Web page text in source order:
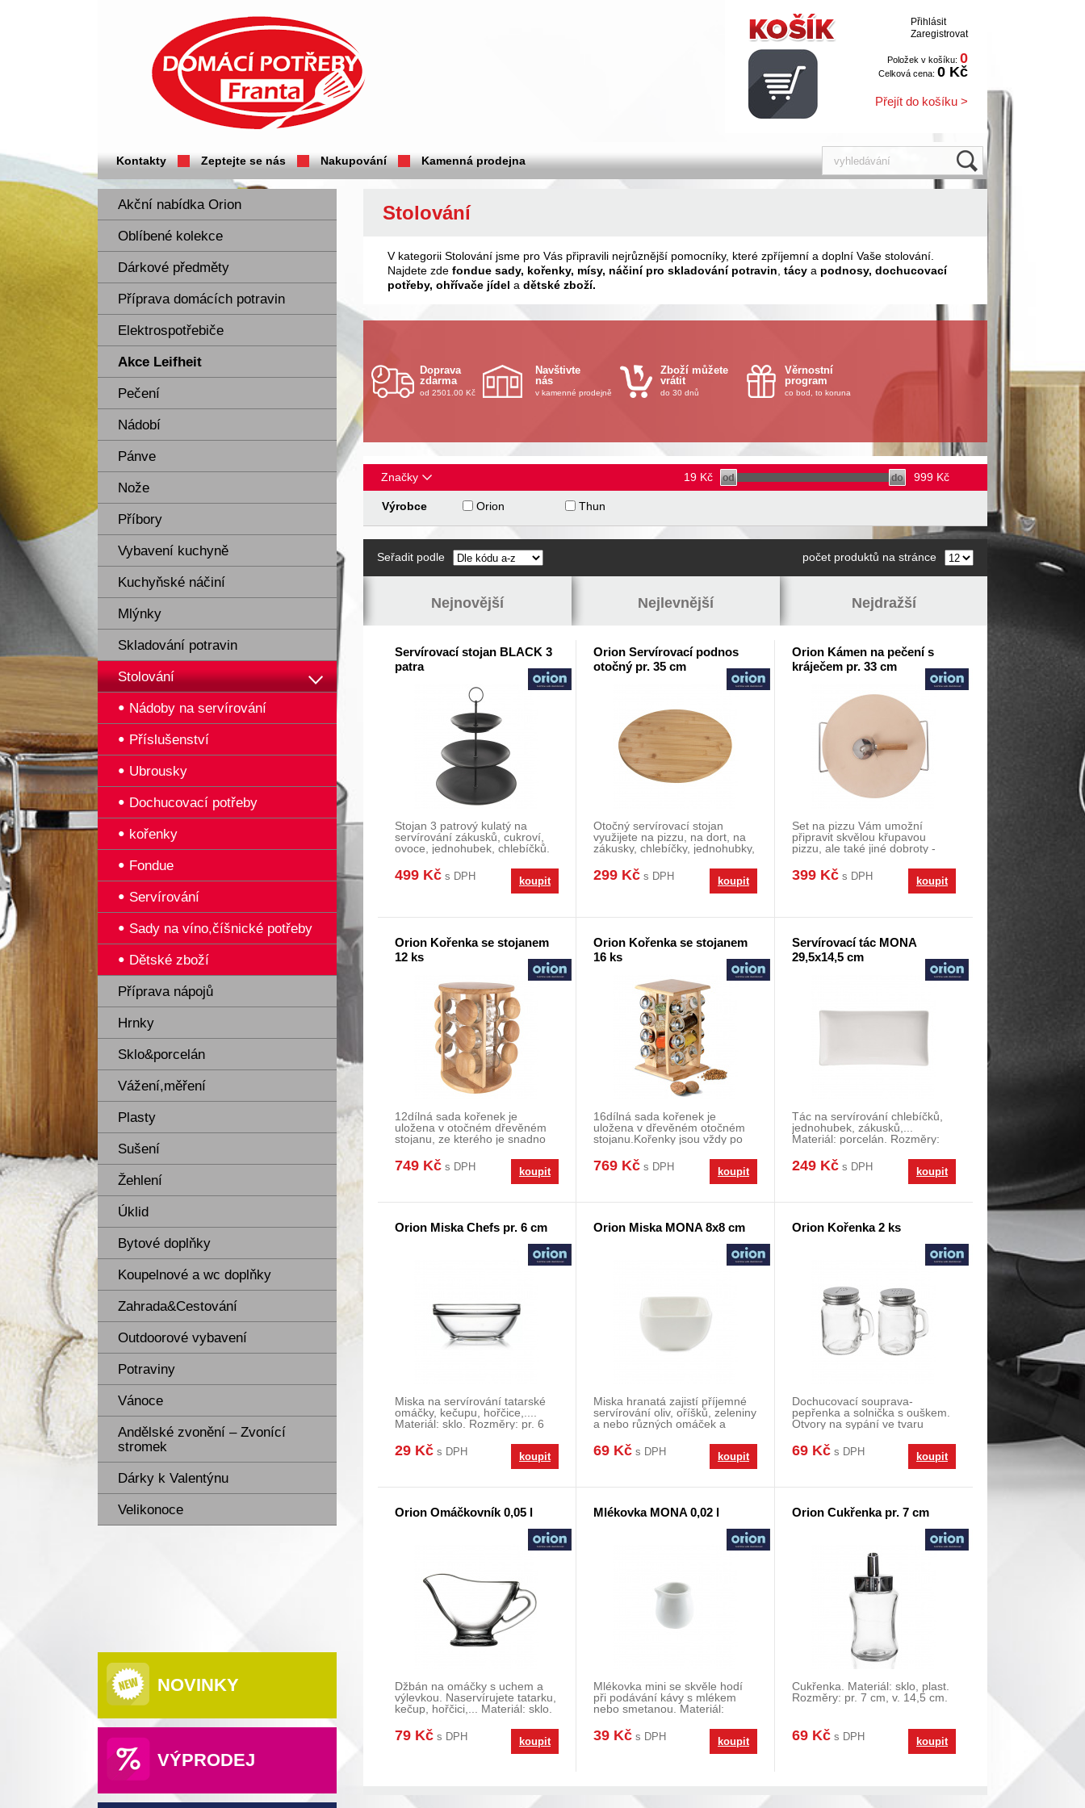
Přihlásit
Zaregistrovat
Položek v košíku: 0
Celková cena: 0 Kč
Přejít do košíku >
Kontakty Zeptejte se nás Nakupování Kamenná prodejna
Akční nabídka Orion
Oblíbené kolekce
Dárkové předměty
Příprava domácích potravin
Elektrospotřebiče
Akce Leifheit
Pečení
Nádobí
Pánve
Nože
Příbory
Vybavení kuchyně
Kuchyňské náčiní
Mlýnky
Skladování potravin
Stolování
Nádoby na servírování
Příslušenství
Ubrousky
Dochucovací potřeby
kořenky
Fondue
Servírování
Sady na víno,číšnické potřeby
Dětské zboží
Příprava nápojů
Hrnky
Sklo&porcelán
Vážení,měření
Plasty
Sušení
Žehlení
Úklid
Bytové doplňky
Koupelnové a wc doplňky
Zahrada&Cestování
Outdoorové vybavení
Potraviny
Vánoce
Andělské zvonění – Zvonící
stromek
Dárky k Valentýnu
Velikonoce
NOVINKY
VÝPRODEJ
Stolování
V kategorii Stolování jsme pro Vás připravili nejrůznější pomocníky, které zpříjemní a doplní Vaše stolování.
Najdete zde fondue sady, kořenky, mísy, náčiní pro skladování potravin tácy a podnosy, dochucovací
potřeby, ohřívače jídel a dětské zboží.
Doprava
zdarma
od 2501.00 Kč
Navštivte
nás
v kamenné prodejně
Zboží můžete
vrátit
do 30 dnů
Věrnostní
program
co bod, to koruna
19 Kč 999 Kč
Značky
Výrobce Orion Thun
Seřadit podle počet produktů na stránce
Nejnovější Nejlevnější Nejdražší
Servírovací stojan BLACK 3
patra
Stojan 3 patrový kulatý na
servírování zákusků, cukroví,
ovoce, jednohubek, chlebíčků.
499 Kč s DPH koupit
Orion Servírovací podnos
otočný pr. 35 cm
Otočný servírovací stojan
využijete na pizzu, na dort, na
zákusky, chlebíčky, jednohubky,
299 Kč s DPH koupit
Orion Kámen na pečení s
kráječem pr. 33 cm
Set na pizzu Vám umožní
připravit skvělou křupavou
pizzu, ale také jiné dobroty -
399 Kč s DPH koupit
Orion Kořenka se stojanem
12 ks
12dílná sada kořenek je
uložena v otočném dřevěném
stojanu, ze kterého je snadno
749 Kč s DPH koupit
Orion Kořenka se stojanem
16 ks
16dílná sada kořenek je
uložena v dřevěném otočném
stojanu.Kořenky jsou vždy po
769 Kč s DPH koupit
Servírovací tác MONA
29,5x14,5 cm
Tác na servírování chlebíčků,
jednohubek, zákusků,...
Materiál: porcelán. Rozměry:
249 Kč s DPH koupit
Orion Miska Chefs pr. 6 cm
Miska na servírování tatarské
omáčky, kečupu, hořčice,....
Materiál: sklo. Rozměry: pr. 6
29 Kč s DPH koupit
Orion Miska MONA 8x8 cm
Miska hranatá zajistí příjemné
servírování oliv, oříšků, zeleniny
a nebo různých omáček a
69 Kč s DPH koupit
Orion Kořenka 2 ks
Dochucovací souprava-
pepřenka a solnička s ouškem.
Otvory na sypání ve tvaru
69 Kč s DPH koupit
Orion Omáčkovník 0,05 l
Džbán na omáčky s uchem a
výlevkou. Naservírujete tatarku,
kečup, hořčici,... Materiál: sklo.
79 Kč s DPH koupit
Mlékovka MONA 0,02 l
Mlékovka mini se skvěle hodí
při podávání kávy s mlékem
nebo smetanou. Materiál:
39 Kč s DPH koupit
Orion Cukřenka pr. 7 cm
Cukřenka. Materiál: sklo, plast.
Rozměry: pr. 7 cm, v. 14,5 cm.
69 Kč s DPH koupit